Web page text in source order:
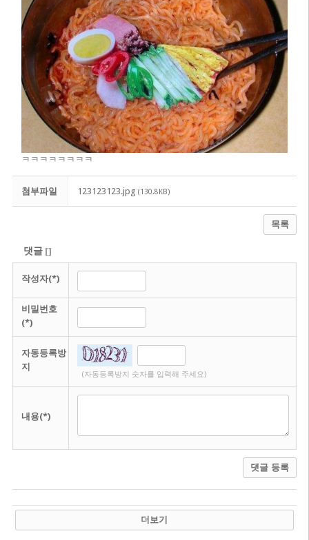
ㅋㅋㅋㅋㅋㅋㅋㅋ
첨부파일 123123123.jpg (130.8KB)
목록
댓글[]
작성자(*)
비밀번호
(*)
자동등록방
지
(자동등록방지 숫자를 입력해 주세요)
내용(*)
댓글 등록
더보기